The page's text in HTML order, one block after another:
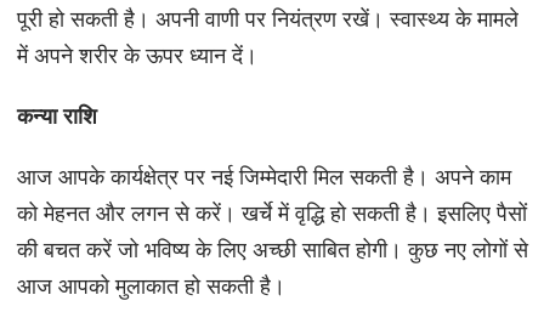
पूरी हो सकती है। अपनी वाणी पर नियंत्रण रखें। स्वास्थ्य के मामले
में अपने शरीर के ऊपर ध्यान दें।
कन्या राशि
आज आपके कार्यक्षेत्र पर नई जिम्मेदारी मिल सकती है। अपने काम
को मेहनत और लगन से करें। खर्चे में वृद्धि हो सकती है। इसलिए पैसों
की बचत करें जो भविष्य के लिए अच्छी साबित होगी। कुछ नए लोगों से
आज आपको मुलाकात हो सकती है।